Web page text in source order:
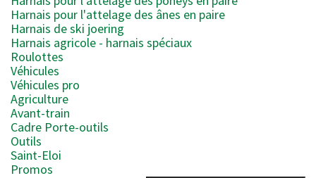
Harnais pour l'attelage des ânes en paire
Harnais de ski joering
Harnais agricole - harnais spéciaux
Roulottes
Véhicules
Véhicules pro
Agriculture
Avant-train
Cadre Porte-outils
Outils
Saint-Eloi
Promos